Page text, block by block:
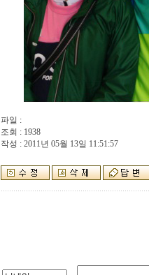
파일 :
조회 : 1938
작성 : 2011년 05월 13일 11:51:57